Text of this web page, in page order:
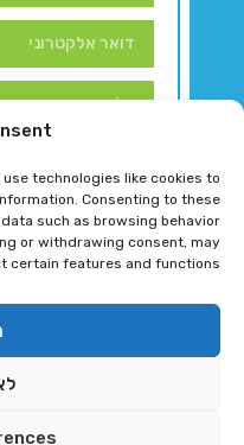
technologies like cookies to
Consenting to these
such as browsing behavior
or withdrawing consent, may
certain features and functions.